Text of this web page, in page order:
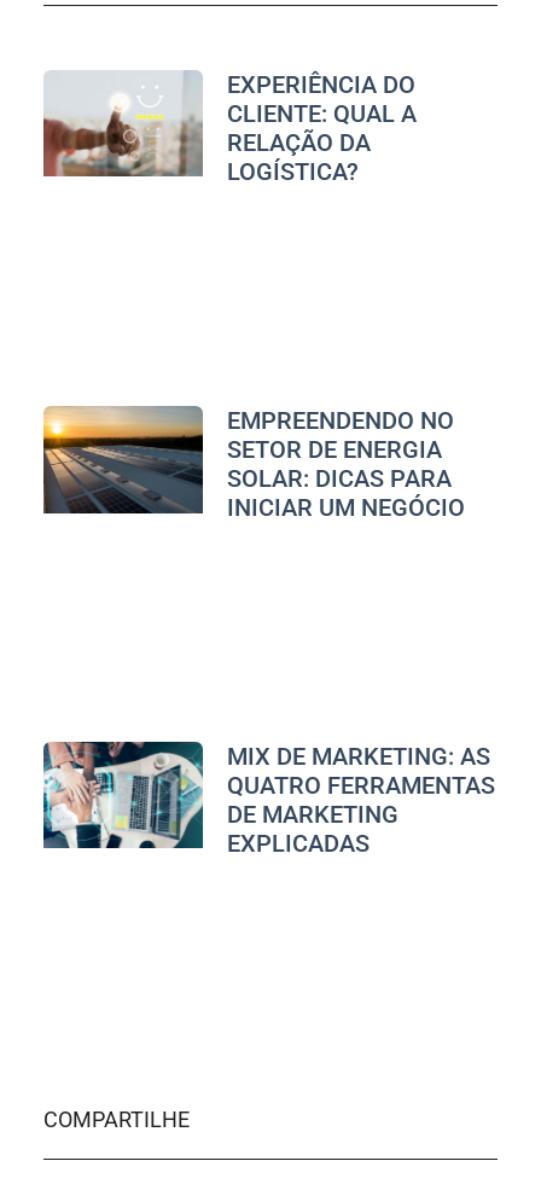
EXPERIÊNCIA DO
CLIENTE: QUAL A
RELAÇÃO DA
LOGÍSTICA?
EMPREENDENDO NO
SETOR DE ENERGIA
SOLAR: DICAS PARA
INICIAR UM NEGÓCIO
MIX DE MARKETING: AS
QUATRO FERRAMENTAS
DE MARKETING
EXPLICADAS
COMPARTILHE